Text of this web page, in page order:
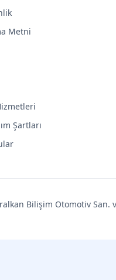
Metni
Şartları
Bilişim Otomotiv San. ve